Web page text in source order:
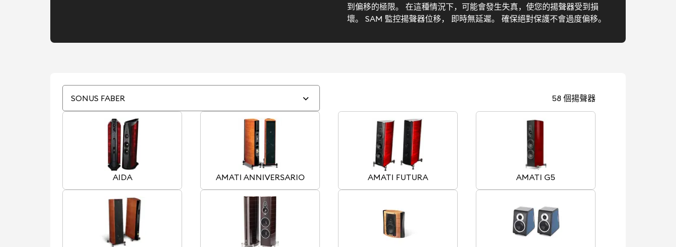
到偏移的極限。 在這種情況下，可能會發生失真，使您的揚聲器受到損
壞。 SAM 監控揚聲器位移， 即時無延遲。 確保絕對保護不會過度偏移。
SONUS FABER 58 個揚聲器
AIDA AMATI ANNIVERSARIO AMATI FUTURA AMATI G5